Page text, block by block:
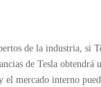
de la industria, si
de Tesla obtendrá
el mercado interno